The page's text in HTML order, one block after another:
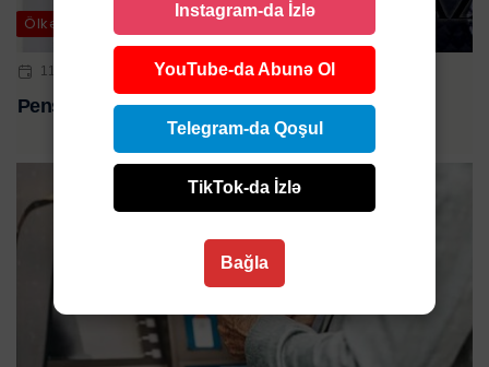
Ölkə
11 OKT 2023 | 10:30
Pensiyalar bu tarixdə tam ödəniləcək - RƏSMİ
Instagram-da İzlə
YouTube-da Abunə Ol
Telegram-da Qoşul
TikTok-da İzlə
Bağla